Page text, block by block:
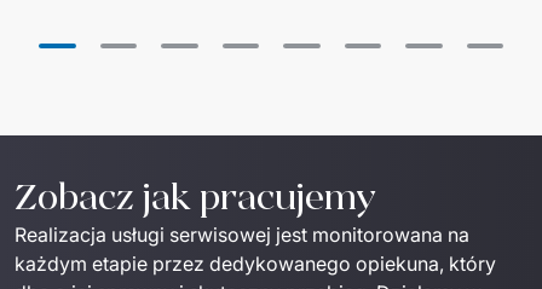
Infrastruktura IT
Audyty i doradztwo
Managed IT & Outsourcing
Zobacz jak pracujemy
Realizacja usługi serwisowej jest monitorowana na
każdym etapie przez dedykowanego opiekuna, który